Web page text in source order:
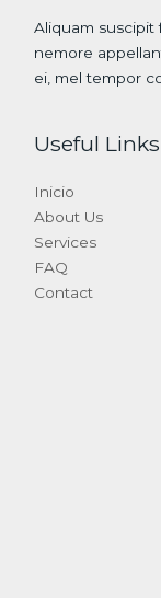
Aliquam suscipit
nemore
ei, mel tempor
Useful Links
Inicio
About Us
Services
FAQ
Contact